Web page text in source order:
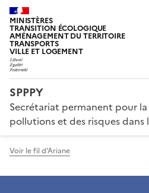
MINISTÈRES
TRANSITION ÉCOLOGIQUE
AMÉNAGEMENT DU TERRITOIRE
TRANSPORTS
VILLE ET LOGEMENT
SPPPY
Secrétariat permanent pour
pollutions et des risques dans
Voir le fil d'Ariane